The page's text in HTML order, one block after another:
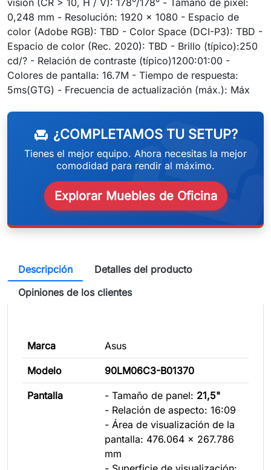
0,248 mm - Resolución: 1920 x 1080 - Espacio de
color (Adobe RGB): TBD - Color Space (DCI-P3): TBD -
Espacio de color (Rec. 2020): TBD - Brillo (típico):250
cd/? - Relación de contraste (típico)1200:01:00 -
Colores de pantalla: 16.7M - Tiempo de respuesta:
5ms(GTG) - Frecuencia de actualización (máx.): Máx
chair ¿COMPLETAMOS TU SETUP?
Tienes el mejor equipo. Ahora necesitas la mejor
comodidad para rendir al máximo.
Explorar Muebles de Oficina
Descripción
Detalles del producto
Opiniones de los clientes
Marca Asus
Modelo 90LM06C3-B01370
Pantalla - Tamaño de panel: 21,5"
- Relación de aspecto: 16:09
- Área de visualización de la
pantalla: 476.064 x 267.786
mm